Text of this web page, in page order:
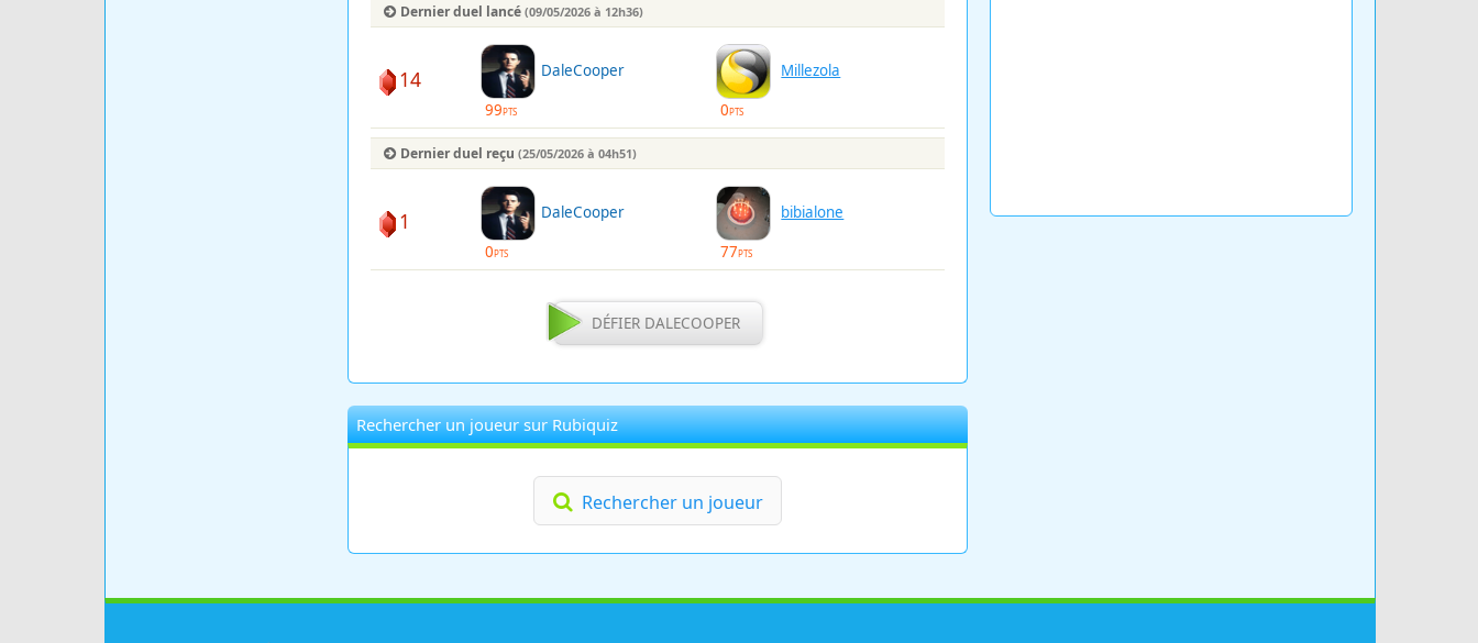
Dernier duel lancé (09/05/2026 à 12h36)
14 DaleCooper
99PTS
Millezola
0PTS
Dernier duel reçu (25/05/2026 à 04h51)
1 DaleCooper
0PTS
bibialone
77PTS
DÉFIER DALECOOPER
Rechercher un joueur sur Rubiquiz
Rechercher un joueur